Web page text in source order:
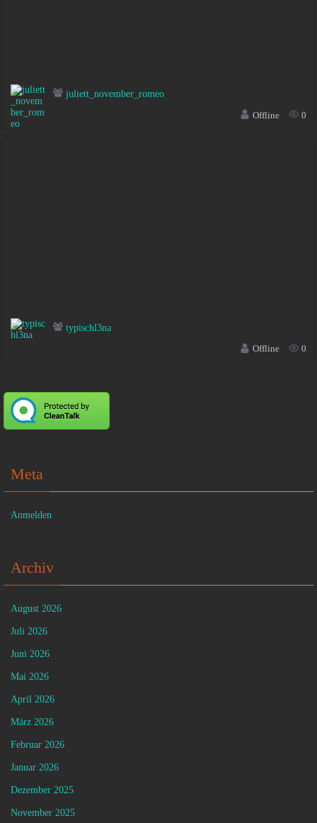
juliett_november_romeo
Offline
0
typischl3na
Offline
0
Meta
Anmelden
Archiv
August 2026
Juli 2026
Juni 2026
Mai 2026
April 2026
März 2026
Februar 2026
Januar 2026
Dezember 2025
November 2025